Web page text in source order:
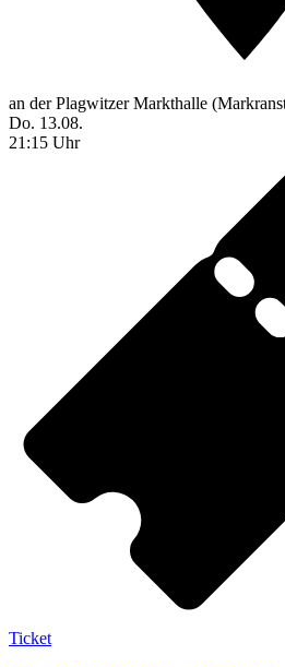
an der Plagwitzer Markthalle
Do. 13.08.
21:15 Uhr
Ticket